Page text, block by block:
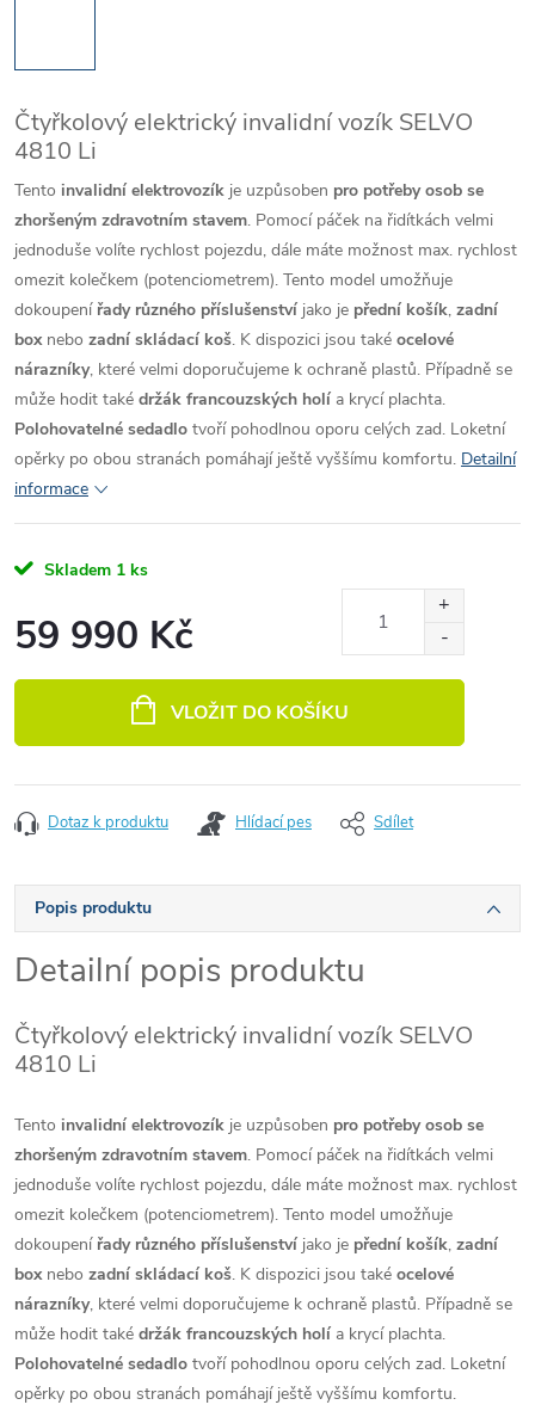
Čtyřkolový elektrický invalidní vozík SELVO
4810 Li
Tento invalidní elektrovozík je uzpůsoben pro potřeby osob se
zhoršeným zdravotním stavem. Pomocí páček na řidítkách velmi
jednoduše volíte rychlost pojezdu, dále máte možnost max. rychlost
omezit kolečkem (potenciometrem). Tento model umožňuje
dokoupení řady různého příslušenství jako je přední košík, zadní
boxnebo zadní skládací koš. K dispozici jsou také ocelové
nárazníky, které velmi doporučujeme k ochraně plastů. Případně se
může hodit také držák francouzských holí a krycí plachta.
Polohovatelné sedadlo tvoří pohodlnou oporu celých zad. Loketní
opěrky po obou stranách pomáhají ještě vyššímu komfortu. Detailní
informace
Skladem 1 ks
59 990 Kč
VLOŽIT DO KOŠÍKU
Dotaz k produktu Hlídací pes Sdílet
Popis produktu
Detailní popis produktu
Čtyřkolový elektrický invalidní vozík SELVO
4810 Li
Tento invalidní elektrovozík je uzpůsoben pro potřeby osob se
zhoršeným zdravotním stavem. Pomocí páček na řidítkách velmi
jednoduše volíte rychlost pojezdu, dále máte možnost max. rychlost
omezit kolečkem (potenciometrem). Tento model umožňuje
dokoupení řady různého příslušenství jako je přední košík, zadní
boxnebo zadní skládací koš. K dispozici jsou také ocelové
nárazníky, které velmi doporučujeme k ochraně plastů. Případně se
může hodit také držák francouzských holí a krycí plachta.
Polohovatelné sedadlo tvoří pohodlnou oporu celých zad. Loketní
opěrky po obou stranách pomáhají ještě vyššímu komfortu.